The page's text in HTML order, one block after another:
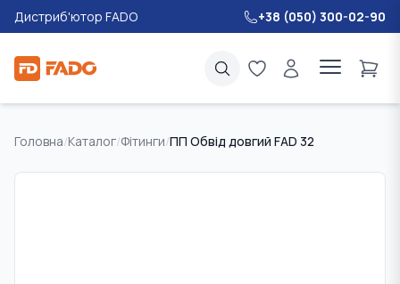
Дистриб'ютор FADO +38 (050) 300-02-90
Головна/Каталог/Фітинги/ПП Обвід довгий FAD 32